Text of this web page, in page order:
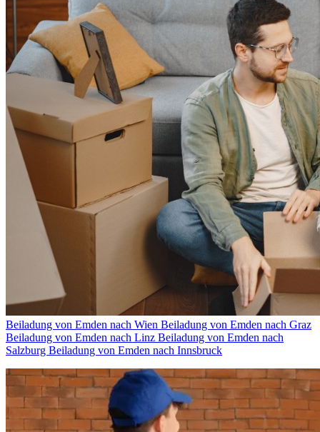
Beiladung von Emden nach Wien Beiladung von Emden nach Graz
Beiladung von Emden nach Linz Beiladung von Emden nach
Salzburg Beiladung von Emden nach Innsbruck